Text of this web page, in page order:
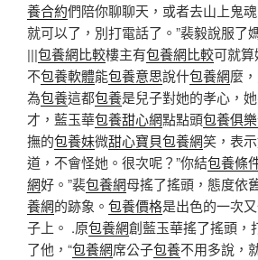
養合約們陪你聊聊天，或者去山上鬼魂
就可以了，別打電話了。”裴毅說服了
|||包養網比較樓主有包養網比較可就
不包養軟體能包養意思說什包養網麼
為包養這都包養是兒子對她的孝心，
才，藍玉華包養甜心網點點頭包養俱
撫的包養妹微甜心寶貝包養網笑，表
道，不會怪她。很次呢？”你結包養條
網好。”裴包養網母搖了搖頭，態度依
養網的跡象。 包養價格是出色的一次
子上。 .原包養網創藍玉華搖了搖頭，
了他，“包養網席公子包養不用多說，